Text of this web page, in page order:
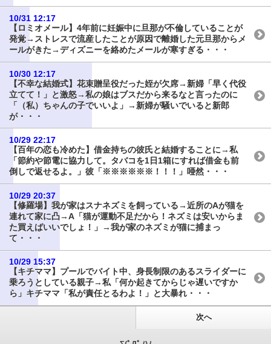
10/31 12:17
【ロミオメール】4年前に妊娠中に旦那が不倫していることが
発覚→ストレスで流産したことが原因で離婚した元旦那からメ
ールがきた→ディズニーを絡めたメールが寒すぎる・・・
10/30 12:17
【不幸な結婚式】花束贈呈役だった姪が欠席→新婦「早く代役
立てて！」と激怒→私の娘はブスだから来るなと言ったのに
「（私）ちゃんの子でいいよ」→新婦が騒いでいると新郎
が・・・
10/29 22:17
【百年の恋も冷めた】借金持ちの彼氏と結婚することに→私
「節約や節電に協力して。タバコを1日1箱にすれば借金も前
倒しで返せるよ。」彼「※※※※※※！！！」唖然・・・
10/29 20:37
【修羅場】我が家はスナネズミを飼っている→近所のAが猫を
連れて家に凸→A「猫が運動不足だから！ネズミは安いからま
た買えばいいでしょ！」→我が家のネズミが猫に捕まっ
て・・・
10/29 15:37
【キチママ】プールでバイト中、身長制限のあるスライダーに
乗ろうとしている親子→私「何か起きてからじゃ遅いですか
ら」キチママ「私が責任とるわよ！」と大暴れ・・・
次へ